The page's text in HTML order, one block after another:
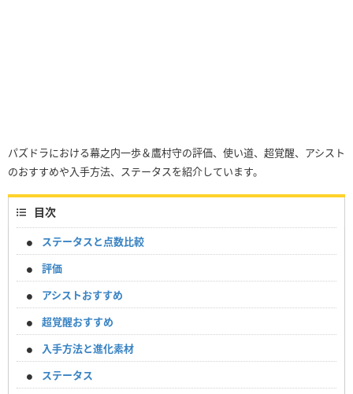
パズドラにおける幕之内一歩＆鷹村守の評価、使い道、超覚醒、アシスト
のおすすめや入手方法、ステータスを紹介しています。
目次
ステータスと点数比較
評価
アシストおすすめ
超覚醒おすすめ
入手方法と進化素材
ステータス